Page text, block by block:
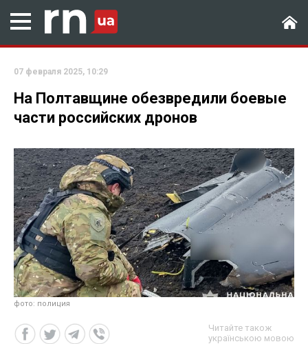
07 февраля 2025, 10:29
На Полтавщине обезвредили боевые
части российских дронов
фото: полиция
Читайте також
українською мовою